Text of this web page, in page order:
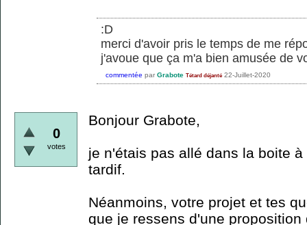
:D
merci d'avoir pris le temps de me
j'avoue que ça m'a bien amusée de
commentée par Grabote Tétard déjanté 22-Juillet-2020
0
votes
Bonjour Grabote,
je n'étais pas allé dans la boite
tardif.
Néanmoins, votre projet et tes
que je ressens d'une